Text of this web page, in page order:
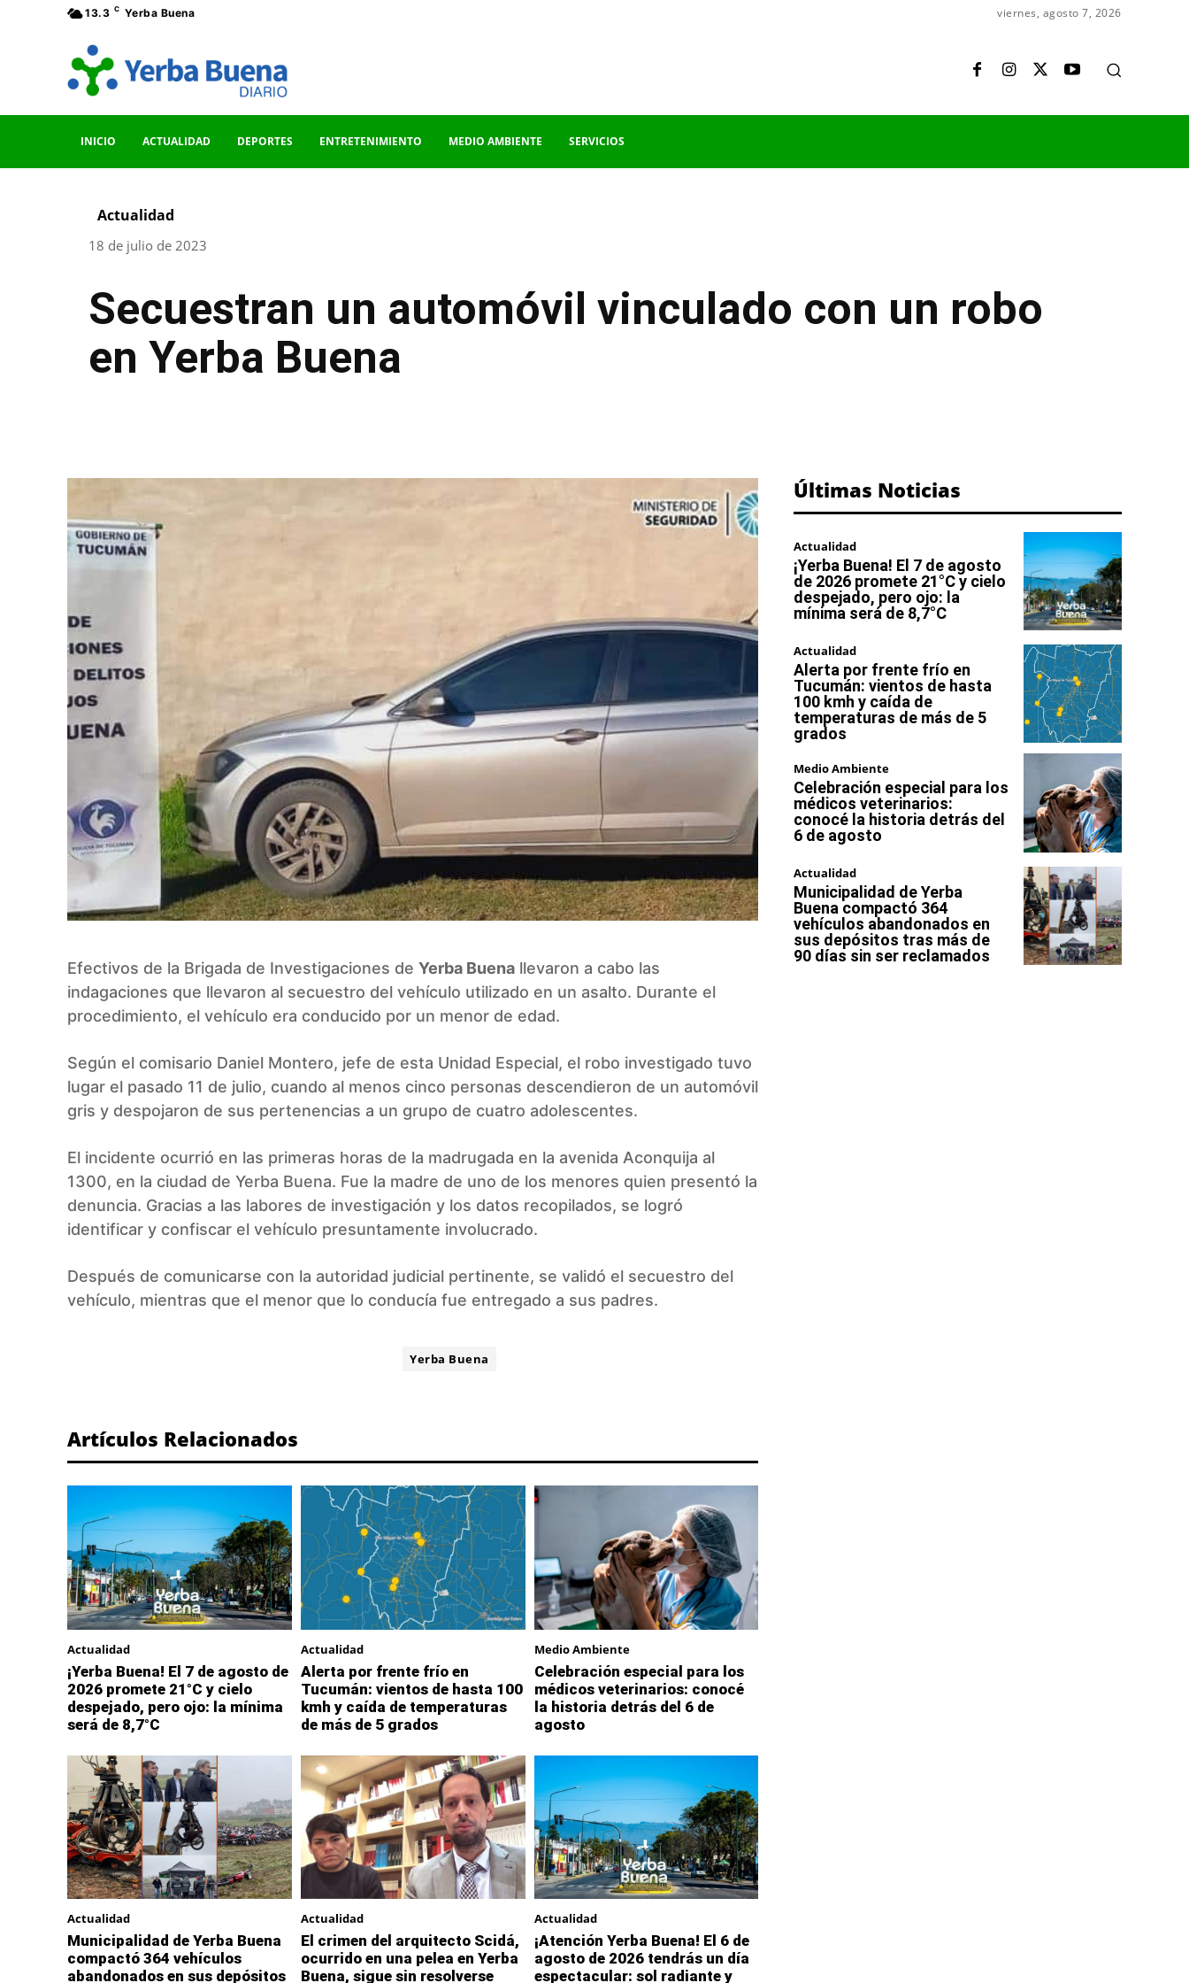
13.3 C Yerba Buena viernes, agosto 7, 2026
INICIO ACTUALIDAD DEPORTES ENTRETENIMIENTO MEDIO AMBIENTE SERVICIOS
Actualidad
18 de julio de 2023
Secuestran un automóvil vinculado con un robo
en Yerba Buena
Efectivos de la Brigada de Investigaciones de Yerba Buena llevaron a cabo las
indagaciones que llevaron al secuestro del vehículo utilizado en un asalto. Durante el
procedimiento, el vehículo era conducido por un menor de edad.
Según el comisario Daniel Montero, jefe de esta Unidad Especial, el robo investigado tuvo
lugar el pasado 11 de julio, cuando al menos cinco personas descendieron de un automóvil
gris y despojaron de sus pertenencias a un grupo de cuatro adolescentes.
El incidente ocurrió en las primeras horas de la madrugada en la avenida Aconquija al
1300, en la ciudad de Yerba Buena. Fue la madre de uno de los menores quien presentó la
denuncia. Gracias a las labores de investigación y los datos recopilados, se logró
identificar y confiscar el vehículo presuntamente involucrado.
Después de comunicarse con la autoridad judicial pertinente, se validó el secuestro del
vehículo, mientras que el menor que lo conducía fue entregado a sus padres.
Yerba Buena
Artículos Relacionados
Actualidad
¡Yerba Buena! El 7 de agosto de
2026 promete 21°C y cielo
despejado, pero ojo: la mínima
será de 8,7°C
Actualidad
Alerta por frente frío en
Tucumán: vientos de hasta 100
kmh y caída de temperaturas
de más de 5 grados
Medio Ambiente
Celebración especial para los
médicos veterinarios: conocé
la historia detrás del 6 de
agosto
Actualidad
Municipalidad de Yerba Buena
compactó 364 vehículos
abandonados en sus depósitos
Actualidad
El crimen del arquitecto Scidá,
ocurrido en una pelea en Yerba
Buena, sigue sin resolverse
Actualidad
¡Atención Yerba Buena! El 6 de
agosto de 2026 tendrás un día
espectacular: sol radiante y
Últimas Noticias
Actualidad
¡Yerba Buena! El 7 de agosto
de 2026 promete 21°C y cielo
despejado, pero ojo: la
mínima será de 8,7°C
Actualidad
Alerta por frente frío en
Tucumán: vientos de hasta
100 kmh y caída de
temperaturas de más de 5
grados
Medio Ambiente
Celebración especial para los
médicos veterinarios:
conocé la historia detrás del
6 de agosto
Actualidad
Municipalidad de Yerba
Buena compactó 364
vehículos abandonados en
sus depósitos tras más de
90 días sin ser reclamados